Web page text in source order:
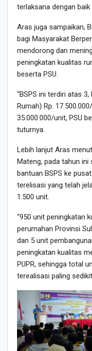
terlaksana dengan
Aras juga sampaikan,
bagi Masyarakat
mendorong dan
peningkatan kualitas
beserta PSU.
“BSPS ini terdiri atas
Rumah) Rp.
35.000.000/unit, PSU
tuturnya.
Lebih lanjut Aras
Mateng, pada tahun ini
bantuan BSPS ke
terelisasi yang telah
1.500 unit.
“950 unit peningkatan
perumahan Provinsi
dan 5 unit
peningkatan kualitas
PUPR, sehingga total
terealisasi paling